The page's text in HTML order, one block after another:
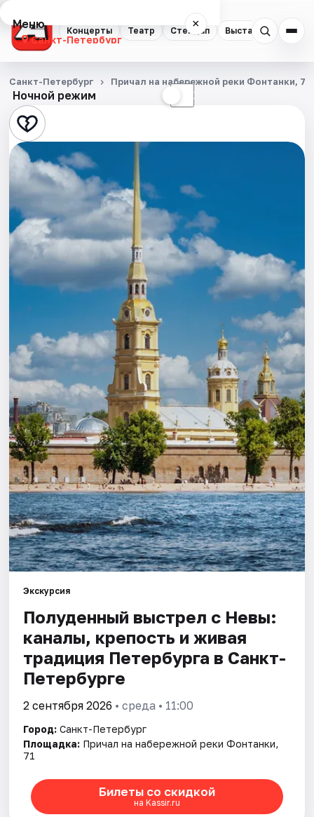
Концерты Театр Стендап Выставки
Меню ×
Санкт-Петербург
Концерты
Театр
Стендап
Выставки
Квесты
Экскурсии
Спорт
Города
Площадки
Артисты
Рейтинги
Ночной режим ☾
Санкт-Петербург Причал на набережной реки Фонтанки, 71
Экскурсия
Полуденный выстрел с Невы:
каналы, крепость и живая
традиция Петербурга в Санкт-
Петербурге
2 сентября 2026 • среда • 11:00
Город: Санкт-Петербург
Площадка: Причал на набережной реки Фонтанки,
71
Билеты со скидкой
на Kassir.ru